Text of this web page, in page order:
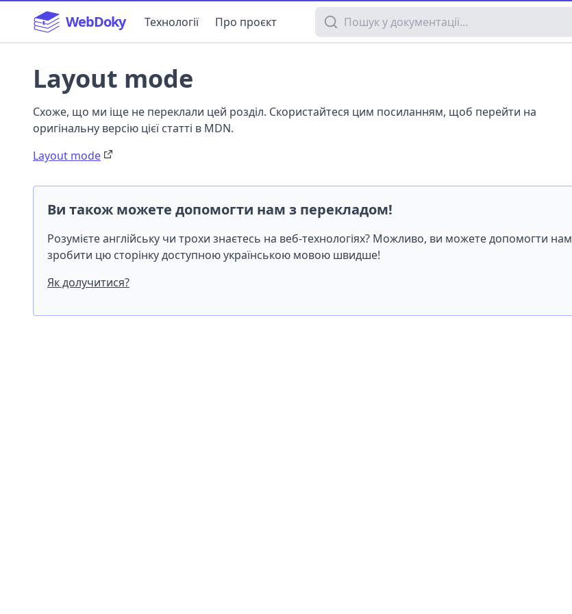
WebDoky Технології Про проєкт Пошук у документації
Layout mode
Схоже, що ми іще не переклали цей розділ. Скористайтеся цим посиланням, щоб перейти на
оригінальну версію цієї статті в MDN.
Layout mode
Ви також можете допомогти нам з перекладом!
Розумієте англійську чи трохи знаєтесь на веб-технологіях? Можливо, ви можете допомогти нам
зробити цю сторінку доступною українською мовою швидше!
Як долучитися?